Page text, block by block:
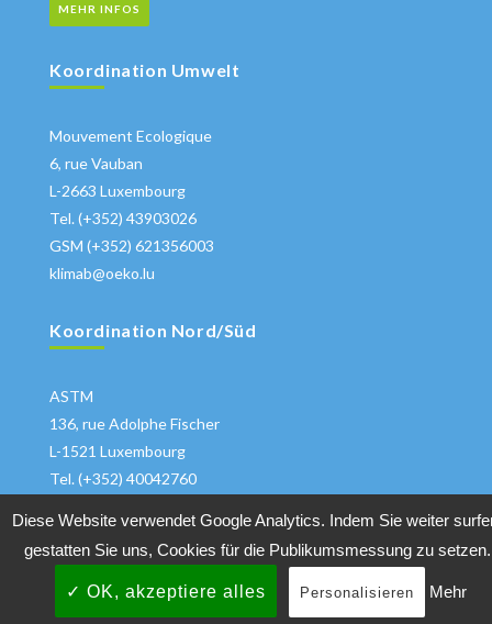
MEHR INFOS
Koordination Umwelt
Mouvement Ecologique
6, rue Vauban
L-2663 Luxembourg
Tel. (+352) 43903026
GSM (+352) 621356003
klimab@oeko.lu
Koordination Nord/Süd
ASTM
136, rue Adolphe Fischer
L-1521 Luxembourg
Tel. (+352) 40042760
Copyrights 2018 All Rights ReservedKlimabuendnis|
Diese Website verwendet Google Analytics. Indem Sie weiter
gestatten Sie uns, Cookies für die Publikumsmessung zu setzen.
✓ OK, akzeptiere alles Personalisieren Mehr